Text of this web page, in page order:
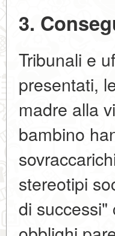
3.
Tribunali e
presentati,
madre alla
bambino
stereotipi
di